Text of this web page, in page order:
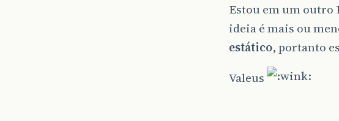
Estou em um outro
ideia é mais ou
estático, portanto
Valeus